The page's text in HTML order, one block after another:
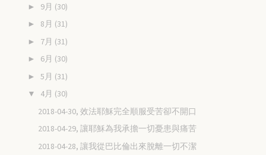
► 9月 (30)
► 8月 (31)
► 7月 (31)
► 6月 (30)
► 5月 (31)
▼ 4月 (30)
2018-04-30, 效法耶穌完全順服受苦卻不開口
2018-04-29, 讓耶穌為我承擔一切憂患與痛苦
2018-04-28, 讓我從巴比倫出來脫離一切不潔